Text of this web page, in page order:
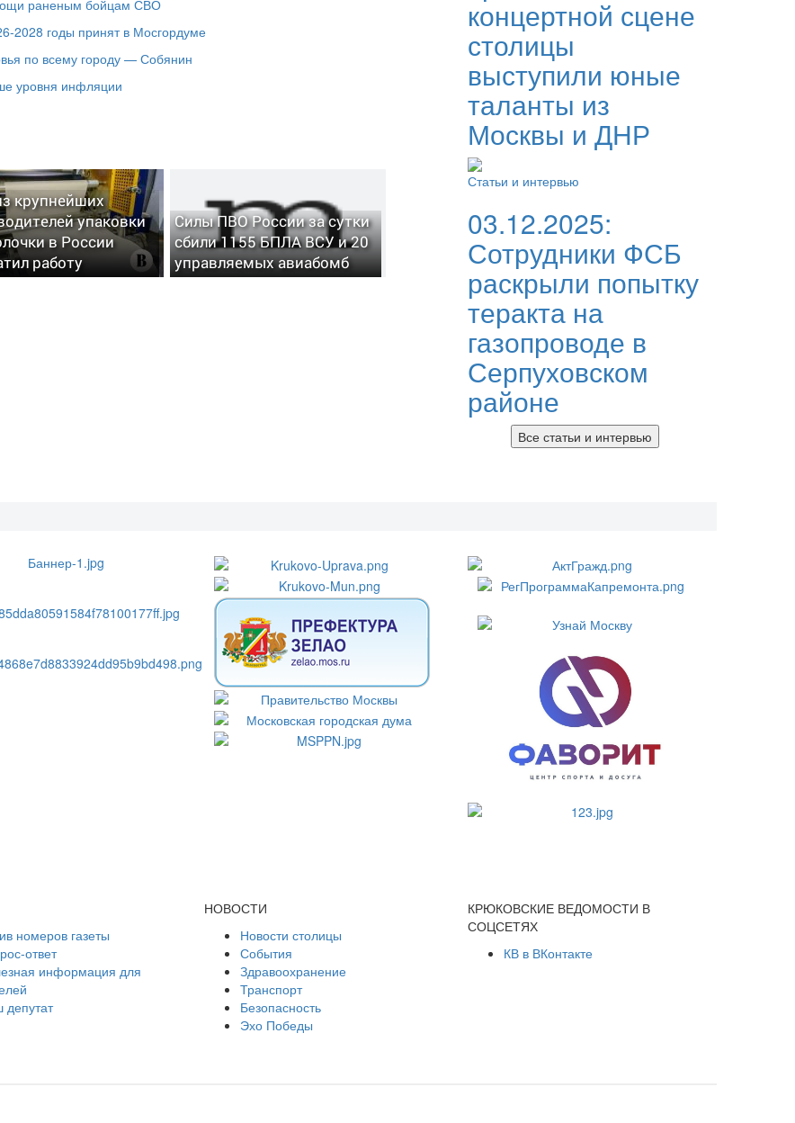
раненым бойцам СВО
2028 годы принят в Мосгордуме
по всему городу — Собянин
уровня инфляции
крупнейших
упаковки
в России
работу
Силы ПВО России за сутки
сбили 1155 БПЛА ВСУ и 20
управляемых авиабомб
концертной сцене
столицы
выступили юные
таланты из
Москвы и ДНР
Статьи и интервью
03.12.2025:
Сотрудники ФСБ
раскрыли попытку
теракта на
газопроводе в
Серпуховском
районе
Все статьи и интервью
номеров газеты
ответ
информация для
НОВОСТИ
Новости столицы
События
Здравоохранение
Транспорт
Безопасность
Эхо Победы
КРЮКОВСКИЕ ВЕДОМОСТИ В
СОЦСЕТЯХ
КВ в ВКонтакте